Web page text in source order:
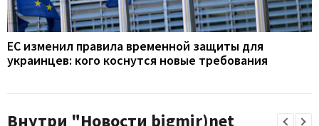
ЕС изменил правила временной защиты для
украинцев: кого коснутся новые требования
Внутри "Новости bigmir)net